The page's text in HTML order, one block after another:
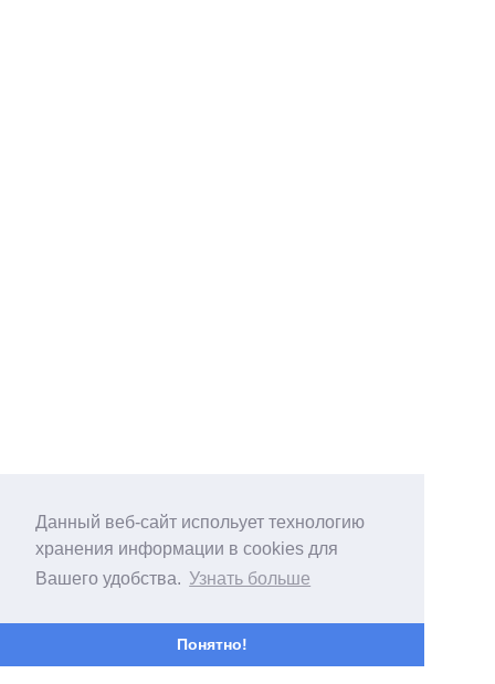
Данный веб-сайт испольует технологию
хранения информации в cookies для
Вашего удобства. Узнать больше
Понятно!